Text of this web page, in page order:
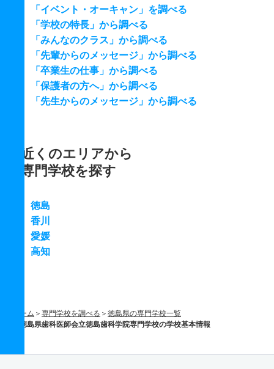
「イベント・オーキャン」を調べる
「学校の特長」から調べる
「みんなのクラス」から調べる
「先輩からのメッセージ」から調べる
「卒業生の仕事」から調べる
「保護者の方へ」から調べる
「先生からのメッセージ」から調べる
近くのエリアから
専門学校を探す
徳島
香川
愛媛
高知
ホーム 専門学校を調べる
徳島県の専門学校一覧
徳島県歯科医師会立徳島歯科学院専門学校の学校基本情報